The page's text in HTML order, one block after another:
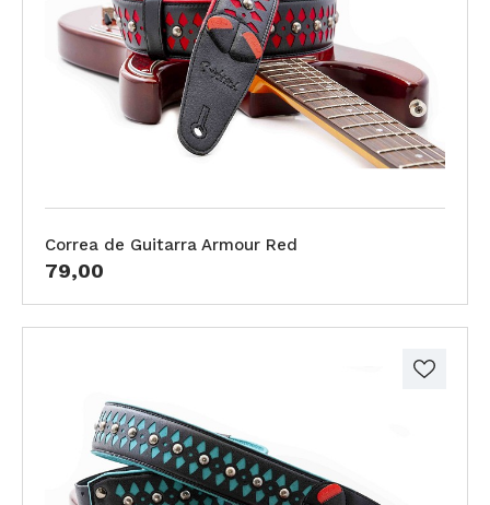
Correa de Guitarra Armour Red
79,00